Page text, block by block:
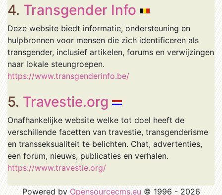
4. Transgender Info
Deze website biedt informatie, ondersteuning en
hulpbronnen voor mensen die zich identificeren als
transgender, inclusief artikelen, forums en verwijzingen
naar lokale steungroepen.
https://www.transgenderinfo.be/
5. Travestie.org
Onafhankelijke website welke tot doel heeft de
verschillende facetten van travestie, transgenderisme
en transseksualiteit te belichten. Chat, advertenties,
een forum, nieuws, publicaties en verhalen.
https://www.travestie.org/
Powered byOpensourcecms.eu© 1996 - 2026